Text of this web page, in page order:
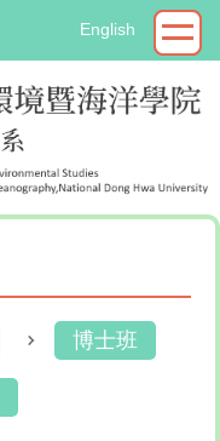
English
博士班